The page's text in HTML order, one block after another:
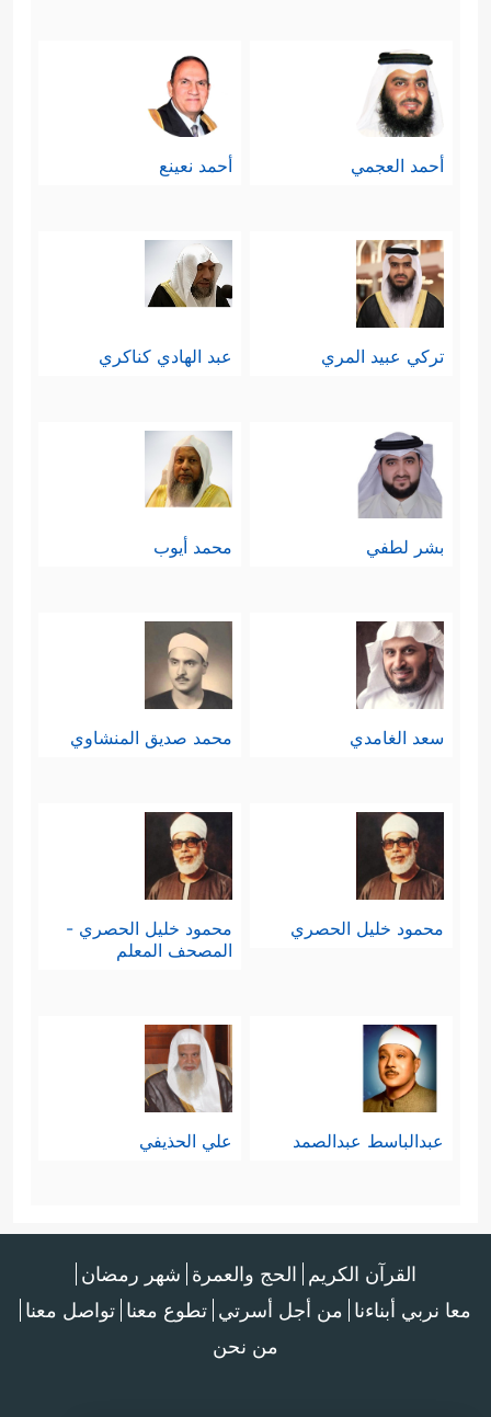
أحمد العجمي أحمد نعينع
تركي عبيد المري عبد الهادي كناكري
بشر لطفي محمد أيوب
سعد الغامدي محمد صديق المنشاوي
محمود خليل الحصري
محمود خليل الحصري -
المصحف المعلم
عبدالباسط عبدالصمد علي الحذيفي
القرآن الكريم الحج والعمرة شهر رمضان
معا نربي أبناءنا من أجل أسرتي تطوع معنا تواصل معنا
من نحن